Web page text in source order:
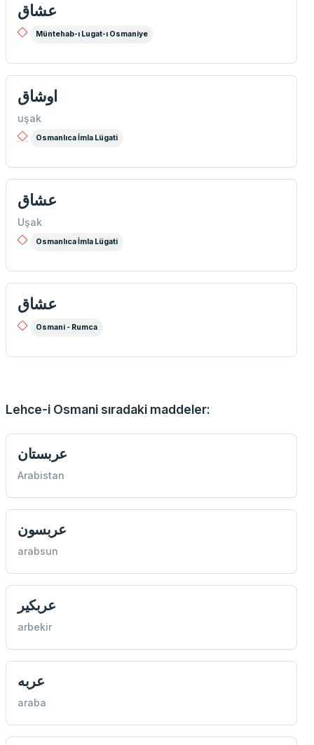
عشاق
Müntehab-ı Lugat-ı Osmaniye
اوشاق
uşak
Osmanlıca İmla Lügati
عشاق
Uşak
Osmanlıca İmla Lügati
عشاق
Osmani - Rumca
Lehce-i Osmani sıradaki maddeler:
عربستان
Arabistan
عربسون
arabsun
عربكیر
arbekir
عربه
araba